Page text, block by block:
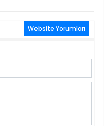
Website Yorumları